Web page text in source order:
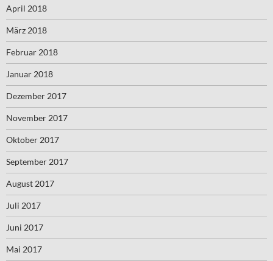
April 2018
März 2018
Februar 2018
Januar 2018
Dezember 2017
November 2017
Oktober 2017
September 2017
August 2017
Juli 2017
Juni 2017
Mai 2017